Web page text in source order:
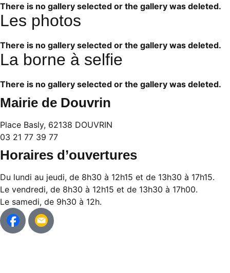
There is no gallery selected or the gallery was deleted.
Les photos
There is no gallery selected or the gallery was deleted.
La borne à selfie
There is no gallery selected or the gallery was deleted.
Mairie de Douvrin
Place Basly, 62138 DOUVRIN
03 21 77 39 77
Horaires d’ouvertures
Du lundi au jeudi, de 8h30 à 12h15 et de 13h30 à 17h15.
Le vendredi, de 8h30 à 12h15 et de 13h30 à 17h00.
Le samedi, de 9h30 à 12h.